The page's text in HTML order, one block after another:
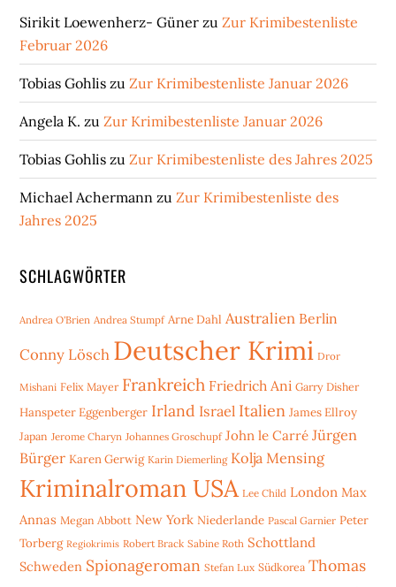
Sirikit Loewenherz- Güner zuZur Krimibestenliste
Februar 2026
Tobias Gohlis zuZur Krimibestenliste Januar 2026
Angela K. zuZur Krimibestenliste Januar 2026
Tobias Gohlis zuZur Krimibestenliste des Jahres 2025
Michael Achermann zuZur Krimibestenliste des
Jahres 2025
SCHLAGWÖRTER
Andrea O'Brien Andrea Stumpf Arne Dahl Australien Berlin
Conny Lösch Deutscher Krimi Dror
Mishani Felix Mayer Frankreich Friedrich Ani Garry Disher
Hanspeter Eggenberger Irland Israel Italien James Ellroy
Japan Jerome Charyn Johannes Groschupf John le Carré Jürgen
Bürger Karen Gerwig Karin Diemerling Kolja Mensing
Kriminalroman USA Lee Child London Max
Annas Megan Abbott New York Niederlande Pascal Garnier Peter
Torberg Regiokrimis Robert Brack Sabine Roth Schottland
Schweden Spionageroman Stefan Lux Südkorea Thomas